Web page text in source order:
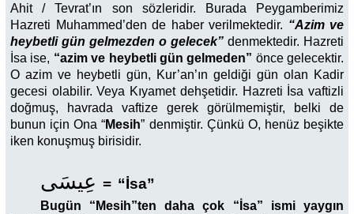
Ahit / Tevrat’ın son sözleridir. Burada Peygamberimiz
Hazreti Muhammed’den de haber verilmektedir. “Azim ve
heybetli gün gelmezden o gelecek” denmektedir. Hazreti
İsa ise, “azim ve heybetli gün gelmeden” önce gelecektir.
O azim ve heybetli gün, Kur’an’ın geldiği gün olan Kadir
gecesi olabilir. Veya Kıyamet dehşetidir. Hazreti İsa vaftizli
doğmuş, havrada vaftize gerek görülmemiştir, belki de
bunun için Ona “Mesih” denmiştir. Çünkü O, henüz beşikte
iken konuşmuş birisidir.
عِيسَى = “İsa”
Bugün “Mesih”ten daha çok “İsa” ismi yaygın